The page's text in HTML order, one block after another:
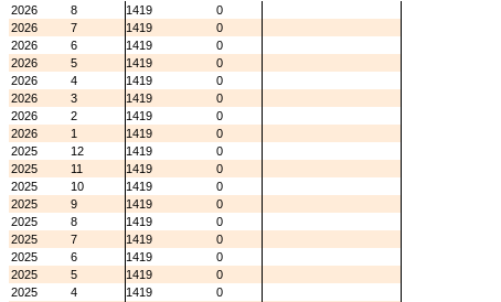
2026
8 1419
0
2026
7 1419
0
2026
6 1419
0
2026
5 1419
0
2026
4 1419
0
2026
3 1419
0
2026
2 1419
0
2026
1 1419
0
2025
12 1419
0
2025
11 1419
0
2025
10 1419
0
2025
9 1419
0
2025
8 1419
0
2025
7 1419
0
2025
6 1419
0
2025
5 1419
0
2025
4 1419
0